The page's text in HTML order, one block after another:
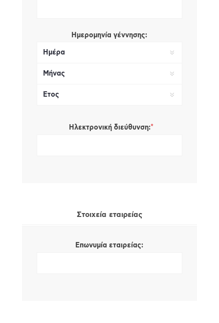
Ημερομηνία γέννησης:
Ηλεκτρονική διεύθυνση:*
Στοιχεία εταιρείας
Επωνυμία εταιρείας: